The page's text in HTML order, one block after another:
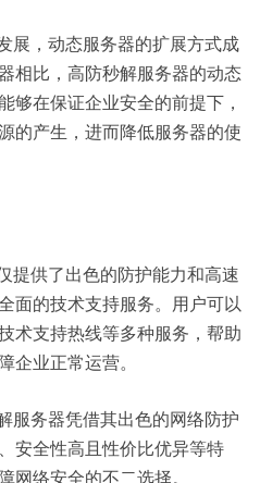
展，动态服务器的扩展方式成
相比，高防秒解服务器的动态
够在保证企业安全的前提下，
的产生，进而降低服务器的使
提供了出色的防护能力和高速
面的技术支持服务。用户可以
术支持热线等多种服务，帮助
企业正常运营。
服务器凭借其出色的网络防护
安全性高且性价比优异等特
网络安全的不二选择。